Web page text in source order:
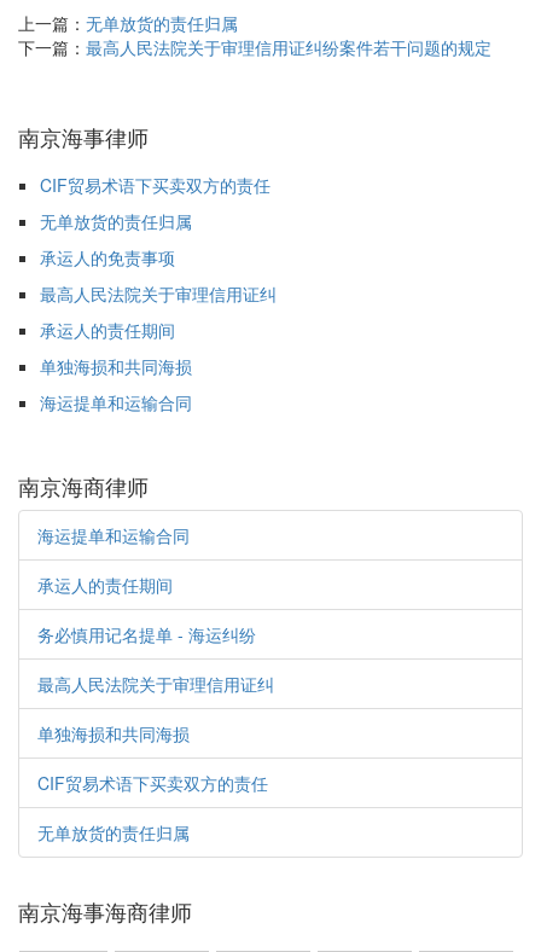
上一篇： 无单放货的责任归属
下一篇： 最高人民法院关于审理信用证纠纷案件若干问题的规定
南京海事律师
CIF贸易术语下买卖双方的责任
无单放货的责任归属
承运人的免责事项
最高人民法院关于审理信用证纠
承运人的责任期间
单独海损和共同海损
海运提单和运输合同
南京海商律师
海运提单和运输合同
承运人的责任期间
务必慎用记名提单 - 海运纠纷
最高人民法院关于审理信用证纠
单独海损和共同海损
CIF贸易术语下买卖双方的责任
无单放货的责任归属
南京海事海商律师